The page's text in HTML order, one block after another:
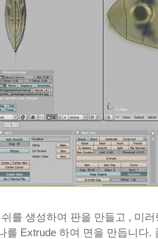
를 생성하여 판을 만들고 , 미
를 Extrude 하여 면을 만듭니다.